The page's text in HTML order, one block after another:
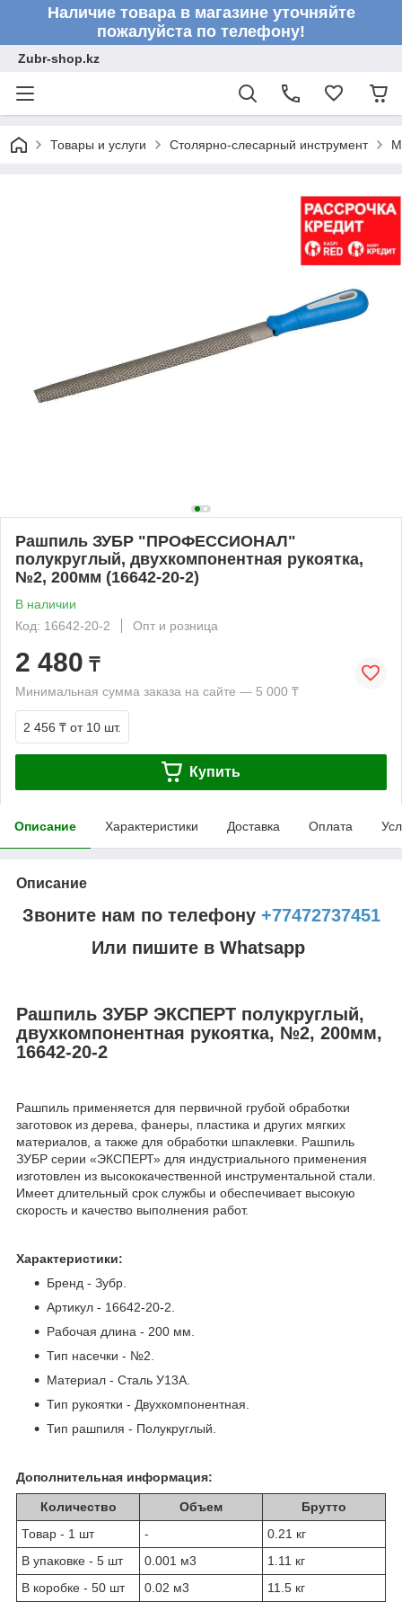
Наличие товара в магазине уточняйте
пожалуйста по телефону!
Zubr-shop.kz
Товары и услуги Столярно-слесарный инструмент
Рашпиль ЗУБР "ПРОФЕССИОНАЛ"
полукруглый, двухкомпонентная рукоятка,
№2, 200мм (16642-20-2)
В наличии
Код: 16642-20-2
Опт и розница
2 480 ₸
Минимальная сумма заказа на сайте — 5 000 ₸
2 456 ₸ от 10 шт.
Купить
Описание Характеристики Доставка Оплата
Описание
Звоните нам по телефону +77472737451
Или пишите в Whatsapp
Рашпиль ЗУБР ЭКСПЕРТ полукруглый,
двухкомпонентная рукоятка, №2, 200мм,
16642-20-2
Рашпиль применяется для первичной грубой обработки
заготовок из дерева, фанеры, пластика и других мягких
материалов, а также для обработки шпаклевки. Рашпиль
ЗУБР серии «ЭКСПЕРТ» для индустриального применения
изготовлен из высококачественной инструментальной стали.
Имеет длительный срок службы и обеспечивает высокую
скорость и качество выполнения работ.
Характеристики:
Бренд - Зубр.
Артикул - 16642-20-2.
Рабочая длина - 200 мм.
Тип насечки - №2.
Материал - Сталь У13А.
Тип рукоятки - Двухкомпонентная.
Тип рашпиля - Полукруглый.
Дополнительная информация:
Количество Объем
Брутто
Товар - 1 шт
-
0.21 кг
В упаковке - 5 шт
0.001 м3
1.11 кг
В коробке - 50 шт
0.02 м3 11.5 кг